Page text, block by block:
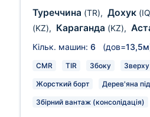
Туреччина (TR), Дохук
(KZ), Караганда (KZ),
Кільк. машин: 6 (дов=13,5м
CMR TIR Збоку Зверху
Жорсткий борт Дерев'яна
Збірний вантаж (консолідація)